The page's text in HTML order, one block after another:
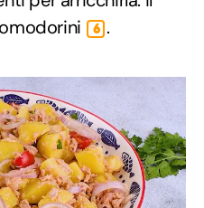
6 .